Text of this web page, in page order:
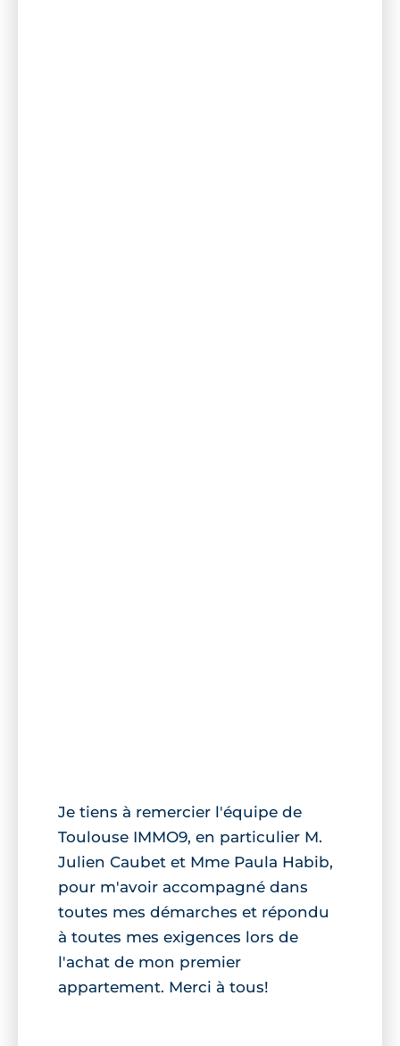
Je tiens à remercier l'équipe de
Toulouse IMMO9, en particulier M.
Julien Caubet et Mme Paula Habib,
pour m'avoir accompagné dans
toutes mes démarches et répondu
à toutes mes exigences lors de
l'achat de mon premier
appartement. Merci à tous!